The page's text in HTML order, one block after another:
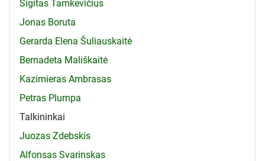
Sigitas Tamkevičius
Jonas Boruta
Gerarda Elena Šuliauskaitė
Bernadeta Mališkaitė
Kazimieras Ambrasas
Petras Plumpa
Talkininkai
Juozas Zdebskis
Alfonsas Svarinskas